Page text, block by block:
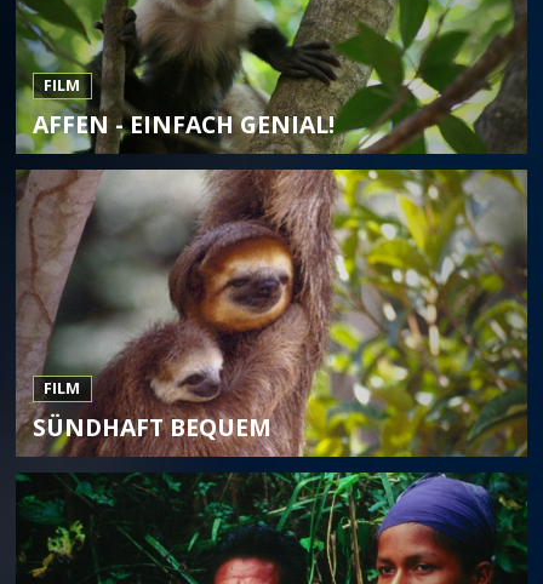
FILM
AFFEN - EINFACH GENIAL!
FILM
SÜNDHAFT BEQUEM